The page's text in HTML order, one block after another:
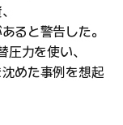
ると警告した。
力を使い、
めた事例を想起